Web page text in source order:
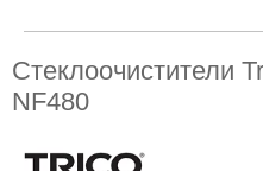
Стеклоочистители
NF480